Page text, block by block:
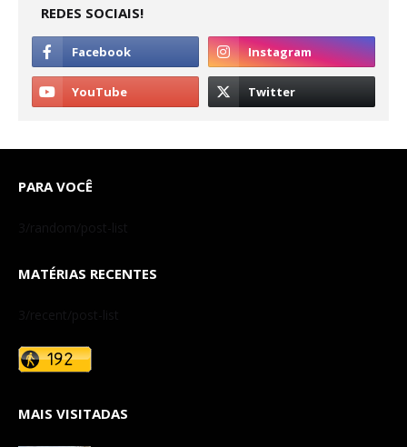
REDES SOCIAIS!
PARA VOCÊ
3/random/post-list
MATÉRIAS RECENTES
3/recent/post-list
MAIS VISITADAS